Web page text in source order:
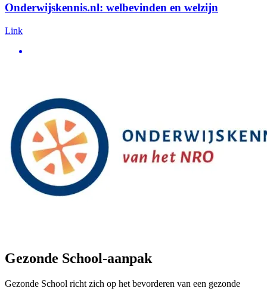
Onderwijskennis.nl: welbevinden en welzijn
Link
Gezonde School-aanpak
Gezonde School richt zich op het bevorderen van een gezonde